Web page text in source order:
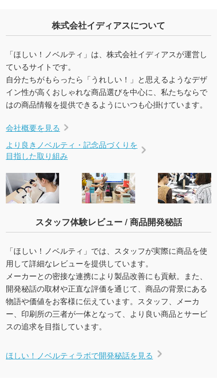
詳しく見る
株式会社イディアスについて
「ほしい！ノベルティ」は、株式会社イディアスが運営し
ているサイトです。
自分たちがもらったら「うれしい！」と思えるようなデザ
イン性が高くおしゃれな商品選びを中心に、私たちならで
はの商品情報を提供できるようにいつも心掛けています。
会社概要を見る
より良きノベルティ・記念品づくりを
目指した取り組み
スタッフ体験レビュー / 商品開発秘話
「ほしい！ノベルティ」では、スタッフが実際に商品を使
用して詳細なレビューを提供しています。
メーカーとの密接な連携により製品改善にも貢献。また、
開発秘話の取材や正直な評価を通じて、商品の背景にある
物語や価値をお客様に伝えています。スタッフ、メーカ
ー、印刷所の三者が一体となって、より良い商品とサービ
スの追求を目指しています。
ほしい！ノベルティラボで開発秘話を見る